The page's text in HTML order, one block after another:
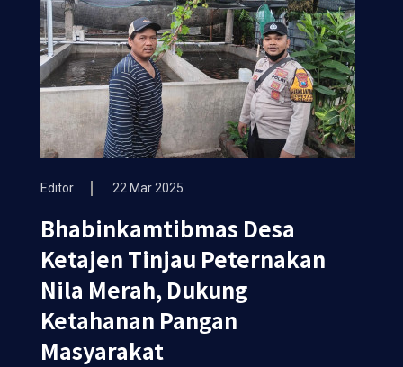
Editor 22 Mar 2025
Bhabinkamtibmas Desa
Ketajen Tinjau Peternakan
Nila Merah, Dukung
Ketahanan Pangan
Masyarakat